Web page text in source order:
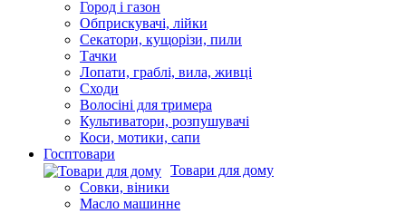
Садовий інструмент
Набори посадочні
Город і газон
Обприскувачі, лійки
Секатори, кущорізи, пили
Тачки
Лопати, граблі, вила, живці
Сходи
Волосіні для тримера
Культиватори, розпушувачі
Коси, мотики, сапи
Госптовари